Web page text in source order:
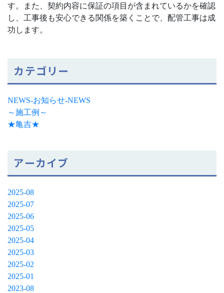
す。また、契約内容に保証の項目が含まれているかを確認
し、工事後も安心できる関係を築くことで、配管工事は成
功します。
カテゴリー
NEWS-お知らせ-NEWS
～施工例～
★亀吉★
アーカイブ
2025-08
2025-07
2025-06
2025-05
2025-04
2025-03
2025-02
2025-01
2023-08